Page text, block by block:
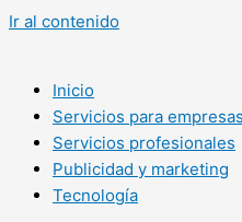
Ir al contenido
Inicio
Servicios para empresas
Servicios profesionales
Publicidad y marketing
Tecnología